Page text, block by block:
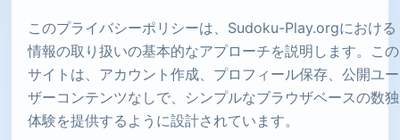
このプライバシーポリシーは、Sudoku-Play.orgにおける
情報の取り扱いの基本的なアプローチを説明します。この
サイトは、アカウント作成、プロフィール保存、公開ユー
ザーコンテンツなしで、シンプルなブラウザベースの数独
体験を提供するように設計されています。